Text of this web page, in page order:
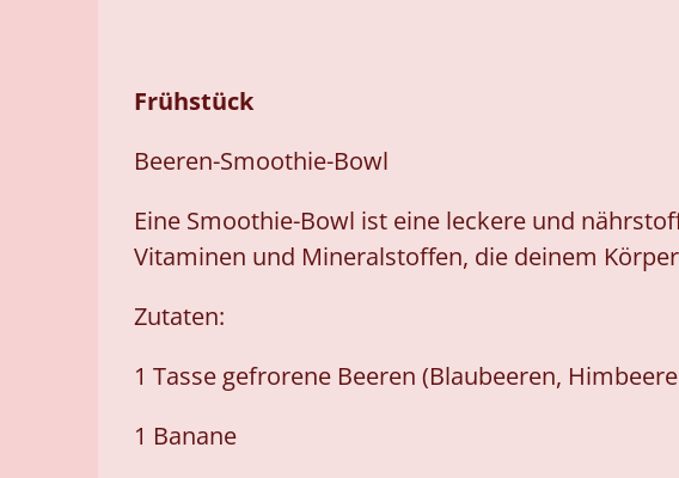
Frühstück
Beeren-Smoothie-Bowl
Eine Smoothie-Bowl ist eine leckere und
Vitaminen und Mineralstoffen, die deinem
Zutaten:
1 Tasse gefrorene Beeren (Blaubeeren,
1 Banane